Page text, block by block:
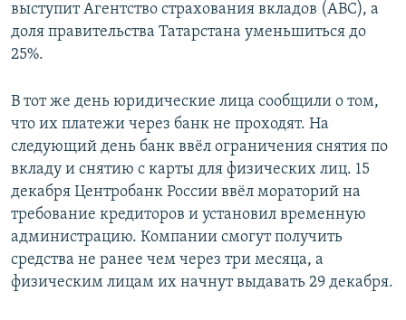
выступит Агентство страхования вкладов (АВС), а
доля правительства Татарстана уменьшиться до
25%.
В тот же день юридические лица сообщили о том,
что их платежи через банк не проходят. На
следующий день банк ввёл ограничения снятия по
вкладу и снятию с карты для физических лиц. 15
декабря Центробанк России ввёл мораторий на
требование кредиторов и установил временную
администрацию. Компании смогут получить
средства не ранее чем через три месяца, а
физическим лицам их начнут выдавать 29 декабря.